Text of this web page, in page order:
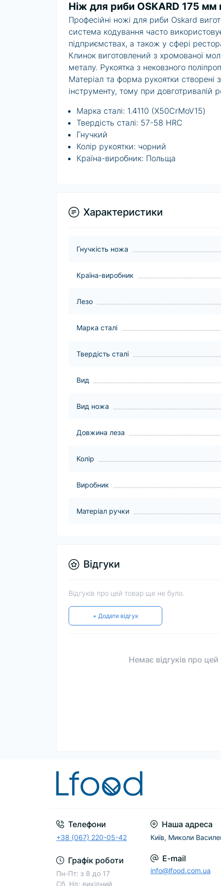
Ніж для риби OSKARD 175
Професійні ножі для риби Oskard
система кодування часто
підприємствах, а також у сфері
Клинок виготовлений з хромованої
металу. Рукоятка з нековзного
Матеріал та форма рукоятки створені
інструменту, тому при довготривалій
Марка сталі: 1.4110 (X50CrMoV15)
Твердість сталі: 57-58 HRC
Гнучкий
Колір рукоятки: чорний
Країна-виробник: Польща
Характеристики
Гнучкість ножа
Країна-виробник
Лезо
Марка сталі
Твердість сталі
Вид
Вид ножа
Довжина леза
Колір
Виробник
Матеріал ручки
Відгуки
Відгуків про цей товар ще не було.
+ Додати відгук
Немає відгуків про
Телефони
+38 (067) 220-05-42
Графік роботи
Пн-Пт: з 8 до 17
Сб, Нд: вихідний
Наша адреса
Київ, Миколи
E-mail
info@lfood.com.ua